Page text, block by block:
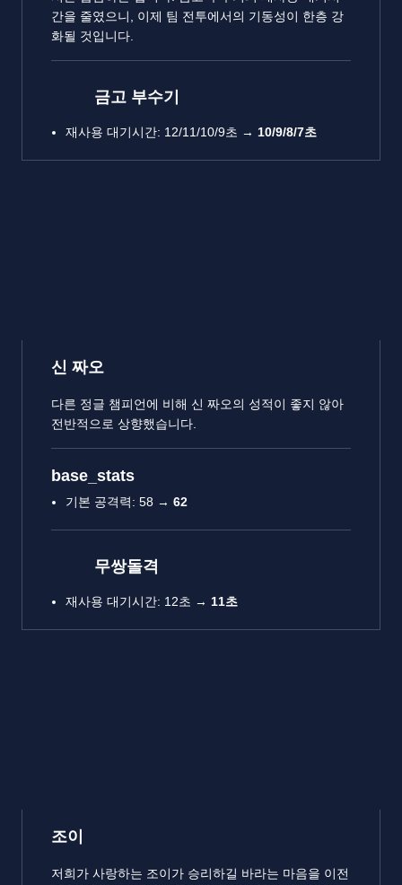
간을 줄였으니, 이제 팀 전투에서의 기동성이 한층 강
화될 것입니다.
금고 부수기
재사용 대기시간: 12/11/10/9초 → 10/9/8/7초
신 짜오
다른 정글 챔피언에 비해 신 짜오의 성적이 좋지 않아
전반적으로 상향했습니다.
base_stats
기본 공격력: 58 → 62
무쌍돌격
재사용 대기시간: 12초 → 11초
조이
저희가 사랑하는 조이가 승리하길 바라는 마음을 이전